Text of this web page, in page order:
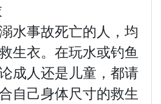
水事故死亡的人，均
生衣。在玩水或钓鱼
成人还是儿童，都请
自己身体尺寸的救生